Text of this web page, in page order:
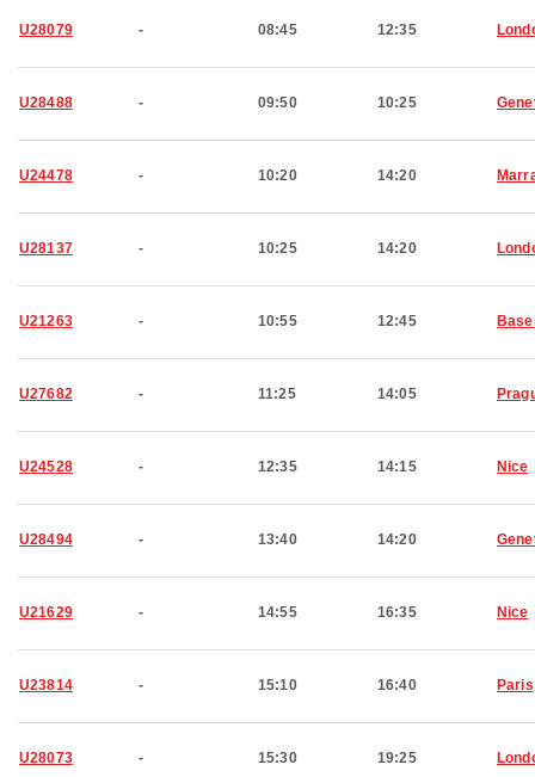
U28079 - 08:45 12:35
U28488 - 09:50 10:25
U24478 - 10:20 14:20
U28137 - 10:25 14:20
U21263 - 10:55 12:45
U27682 - 11:25 14:05
U24528 - 12:35 14:15 Nice
U28494 - 13:40 14:20
U21629 - 14:55 16:35 Nice
U23814 - 15:10 16:40 Paris
U28073 - 15:30 19:25